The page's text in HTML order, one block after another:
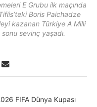
E Grubu ilk maçında
Boris Paichadze
kazanan Türkiye A Milli
sevinç yaşadı.
FIFA Dünya Kupası